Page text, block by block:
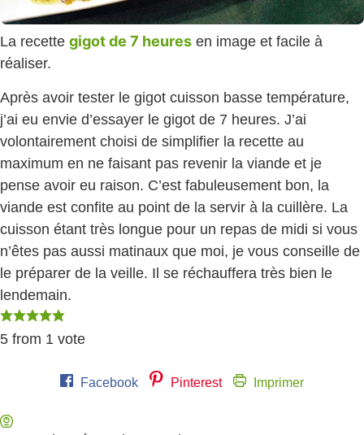
La recette gigot de 7 heures en image et facile à
réaliser.
Après avoir tester le gigot cuisson basse température,
j’ai eu envie d’essayer le gigot de 7 heures. J’ai
volontairement choisi de simplifier la recette au
maximum en ne faisant pas revenir la viande et je
pense avoir eu raison. C’est fabuleusement bon, la
viande est confite au point de la servir à la cuillère. La
cuisson étant très longue pour un repas de midi si vous
n’êtes pas aussi matinaux que moi, je vous conseille de
le préparer de la veille. Il se réchauffera très bien le
lendemain.
5 from 1 vote
Facebook Pinterest Imprimer